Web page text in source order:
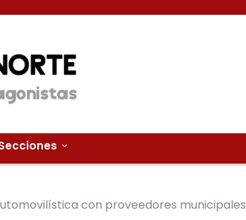
con proveedores municipales